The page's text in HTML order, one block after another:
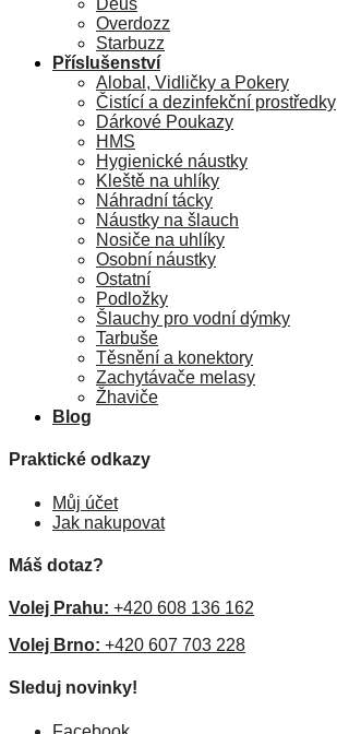
Deus
Overdozz
Starbuzz
Příslušenství
Alobal, Vidličky a Pokery
Čistící a dezinfekční prostředky
Dárkové Poukazy
HMS
Hygienické náustky
Kleště na uhlíky
Náhradní tácky
Náustky na šlauch
Nosiče na uhlíky
Osobní náustky
Ostatní
Podložky
Šlauchy pro vodní dýmky
Tarbuše
Těsnění a konektory
Zachytávače melasy
Žhaviče
Blog
Praktické odkazy
Můj účet
Jak nakupovat
Máš dotaz?
Volej Prahu: +420 608 136 162
Volej Brno: +420 607 703 228
Sleduj novinky!